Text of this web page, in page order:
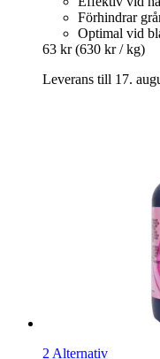
Förhindrar
Optimal vid
63 kr (630 kr / kg)
Leverans till 17.
2 Alternativ